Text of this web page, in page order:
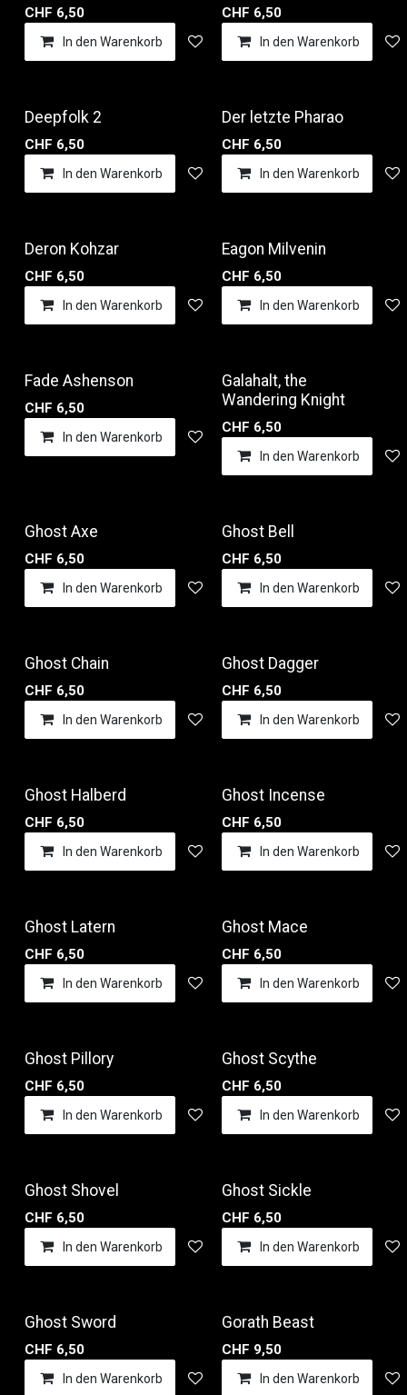
CHF 6,50
In den Warenkorb Auf die Wunschliste
CHF 6,50
In den Warenkorb
Deepfolk 2
CHF 6,50
In den Warenkorb Auf die Wunschliste
Der letzte Pharao
CHF 6,50
In den Warenkorb
Deron Kohzar
CHF 6,50
In den Warenkorb Auf die Wunschliste
Eagon Milvenin
CHF 6,50
In den Warenkorb
Fade Ashenson
CHF 6,50
In den Warenkorb Auf die Wunschliste
Galahalt, the
Wandering Knight
CHF 6,50
In den Warenkorb
Ghost Axe
CHF 6,50
In den Warenkorb Auf die Wunschliste
Ghost Bell
CHF 6,50
In den Warenkorb
Ghost Chain
CHF 6,50
In den Warenkorb Auf die Wunschliste
Ghost Dagger
CHF 6,50
In den Warenkorb
Ghost Halberd
CHF 6,50
In den Warenkorb Auf die Wunschliste
Ghost Incense
CHF 6,50
In den Warenkorb
Ghost Latern
CHF 6,50
In den Warenkorb Auf die Wunschliste
Ghost Mace
CHF 6,50
In den Warenkorb
Ghost Pillory
CHF 6,50
In den Warenkorb Auf die Wunschliste
Ghost Scythe
CHF 6,50
In den Warenkorb
Ghost Shovel
CHF 6,50
In den Warenkorb Auf die Wunschliste
Ghost Sickle
CHF 6,50
In den Warenkorb
Ghost Sword
CHF 6,50
In den Warenkorb Auf die Wunschliste
Gorath Beast
CHF 9,50
In den Warenkorb